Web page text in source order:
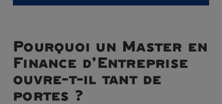
Pourquoi un Master en
Finance d’Entreprise
ouvre-t-il tant de
portes ?